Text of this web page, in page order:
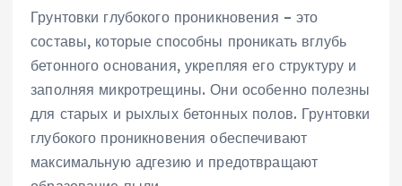
Грунтовки глубокого проникновения – это
составы, которые способны проникать вглубь
бетонного основания, укрепляя его структуру и
заполняя микротрещины. Они особенно полезны
для старых и рыхлых бетонных полов. Грунтовки
глубокого проникновения обеспечивают
максимальную адгезию и предотвращают